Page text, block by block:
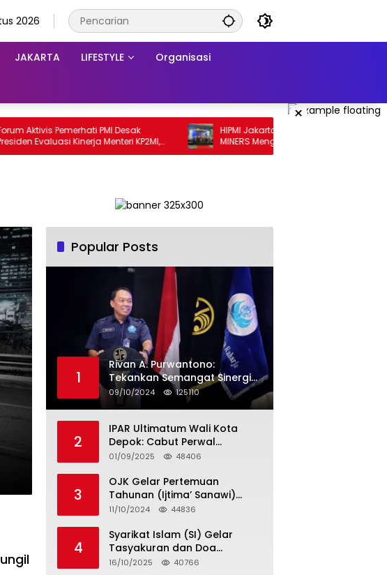
2026
JAKARTA LIFESTYLE Organisasi
×
Pemerhati PMI Desak
Evaluasi Kinerja Menteri KP2MI,
Penempatan Prosedural
HIPMI Jakarta Selatan Bersama HIPMI
MINERS Menggelar Mining Nation
Revolution 2026 Di Pondok Indah Golf
Popular Posts
1
Rivan A. Purwantono:
Tekankan Semangat Sinergi
dan Kolaborasi dalam
Rakernas Serikat Pekerja Jasa
09/10/2024 125110
2
IPAR Ultimatum Wali Kota
Depok: Cabut Perwal
Tunjangan DPRD Rp40 Juta
Aksi Rakyat
01/09/2025 48406
3
OJK Gelar Pertemuan
Tahunan (Ijtima’ Sanawi)
Dewan Pengawas Syariah
11/10/2024 44836
4
Syarikat Islam (SI) Gelar
Tasyakuran dan Doa
Bersama Organisasi
16/10/2025 40766